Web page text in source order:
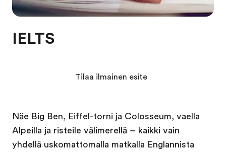
IELTS
Näe Big Ben, Eiffel-torni ja Colosseum, vaella
Alpeilla ja risteile välimerellä – kaikki vain
yhdellä uskomattomalla matkalla Englannista
Tilaa ilmainen esite